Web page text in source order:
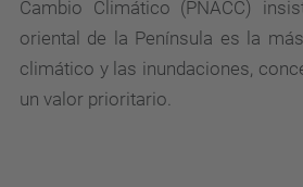
Cambio Climático (PNACC)
oriental de la Península es la
climático y las inundaciones,
un valor prioritario.